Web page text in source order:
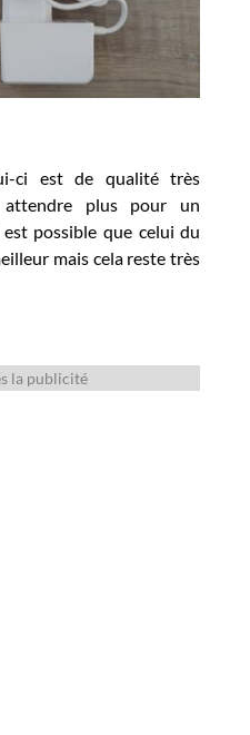
ci est de qualité très
attendre plus pour un
possible que celui du
mais cela reste très
la publicité